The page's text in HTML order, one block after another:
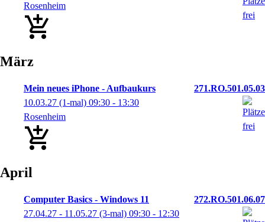
Rosenheim
März
Mein neues iPhone - Aufbaukurs
271.RO.501.05.03
10.03.27 (1-mal) 09:30 - 13:30
Rosenheim
April
Computer Basics - Windows 11
272.RO.501.06.07
27.04.27 - 11.05.27 (3-mal) 09:30 - 12:30